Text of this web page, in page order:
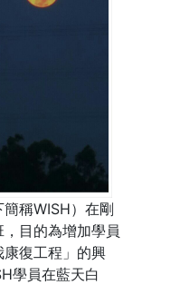
稱WISH）在剛
目的為增加學員
復工程」的興
學員在藍天白